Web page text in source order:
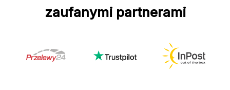
zaufanymi partnerami